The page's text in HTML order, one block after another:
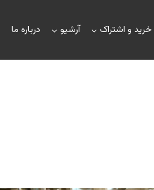
خرید و اشتراک آرشیو درباره ما